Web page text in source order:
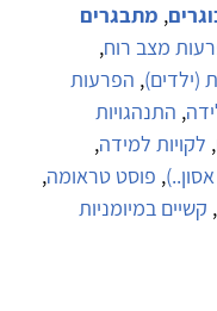
, מתבגרים
מצב רוח,
(ילדים), הפרעות
, התנהגויות
, לקויות למידה,
, פוסט טראומה,
, קשיים במיומניות